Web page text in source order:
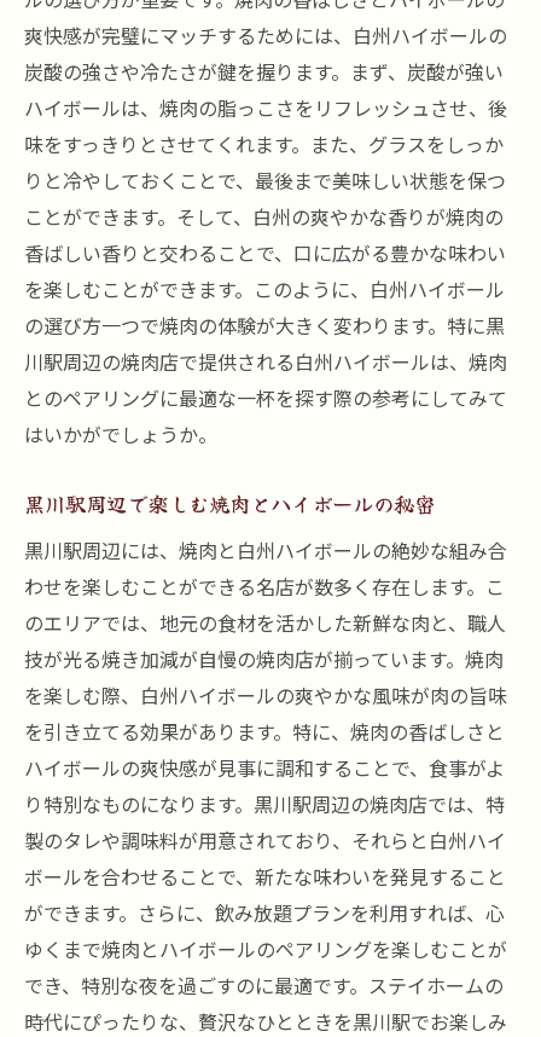
焼肉の風味を引き立てる白州ハイボールの
魅力
ハイボールと相性抜群の焼肉部位を探る
香ばしさと爽やかさの絶妙なバランスを楽
しむ
焼肉とハイボールが生み出す至福の時間
焼肉と白州ハイボールの理想の組み合わせ
を発見
特別な焼肉体験を演出するハイボールの役
黒川駅周辺の焼肉選び飲み放題プランの活用法
組み合わせ
飲み放題プランを最大限に活用する方法
焼肉とハイボールのベストな組み合わせを
探す
コスパ抜群の焼肉店を見つけるコツ
焼肉の楽しみ方を広げる飲み放題プランの
活用
黒川駅周辺での焼肉と白州ハイボールの楽
しみ方
地元で愛される焼肉店の探し方焼肉グルメのポ
イント
口コミから探る焼肉の名店
地元で評判の焼肉店の特徴
焼肉グルメのポイントを押さえた店選び
爽快感が完璧にマッチするためには、白州ハイボールの
炭酸の強さや冷たさが鍵を握ります。まず、炭酸が強い
ハイボールは、焼肉の脂っこさをリフレッシュさせ、後
味をすっきりとさせてくれます。また、グラスをしっか
りと冷やしておくことで、最後まで美味しい状態を保つ
ことができます。そして、白州の爽やかな香りが焼肉の
香ばしい香りと交わることで、口に広がる豊かな味わい
を楽しむことができます。このように、白州ハイボール
の選び方一つで焼肉の体験が大きく変わります。特に黒
川駅周辺の焼肉店で提供される白州ハイボールは、焼肉
とのペアリングに最適な一杯を探す際の参考にしてみて
はいかがでしょうか。
黒川駅周辺で楽しむ焼肉とハイボールの秘密
黒川駅周辺には、焼肉と白州ハイボールの絶妙な組み合
わせを楽しむことができる名店が数多く存在します。こ
のエリアでは、地元の食材を活かした新鮮な肉と、職人
技が光る焼き加減が自慢の焼肉店が揃っています。焼肉
を楽しむ際、白州ハイボールの爽やかな風味が肉の旨味
を引き立てる効果があります。特に、焼肉の香ばしさと
ハイボールの爽快感が見事に調和することで、食事がよ
り特別なものになります。黒川駅周辺の焼肉店では、特
製のタレや調味料が用意されており、それらと白州ハイ
ボールを合わせることで、新たな味わいを発見すること
ができます。さらに、飲み放題プランを利用すれば、心
ゆくまで焼肉とハイボールのペアリングを楽しむことが
でき、特別な夜を過ごすのに最適です。ステイホームの
時代にぴったりな、贅沢なひとときを黒川駅でお楽しみ